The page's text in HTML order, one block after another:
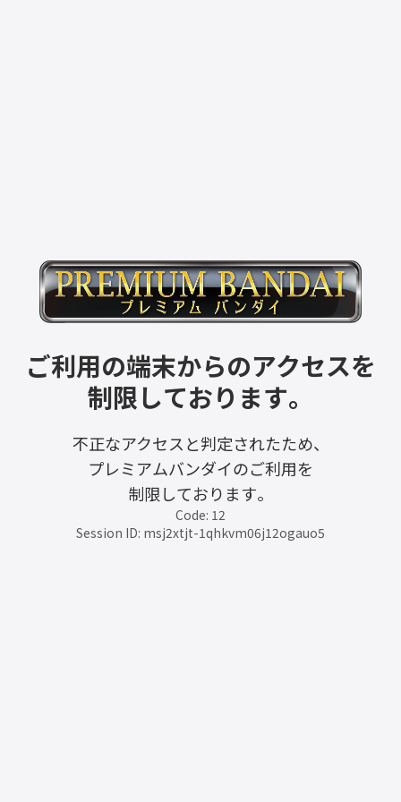
ご利用の端末からのアクセスを
制限しております。
不正なアクセスと判定されたため、
プレミアムバンダイのご利用を
制限しております。
Code: 12
Session ID: msj2xtjt-1qhkvm06j12ogauo5